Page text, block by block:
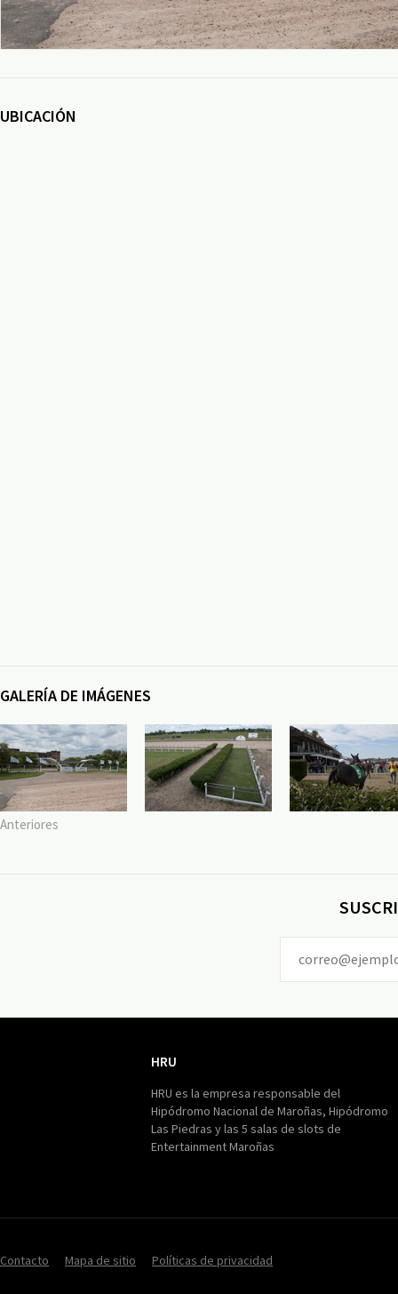
UBICACIÓN
GALERÍA DE IMÁGENES
Anteriores
HRU
HRU es la empresa responsable del
Hipódromo Nacional de Maroñas, Hipódromo
Las Piedras y las 5 salas de slots de
Entertainment Maroñas
Contacto Mapa de sitio Políticas de privacidad